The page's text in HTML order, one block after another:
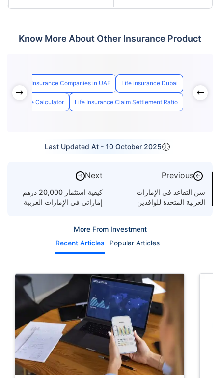
Know More About Other Insurance Product
Life insurance Dubai
Life Insurance Companies in UAE
Life Insurance Claim Settlement Ratio
Insurance Calculator
Last Updated At - 10 October 2025
←
Previous
سن التقاعد في الإمارات
العربية المتحدة للوافدين
Next
→
كيفية استثمار 20,000 درهم
إماراتي في الإمارات العربية
More From Investment
Recent Articles
Popular Articles